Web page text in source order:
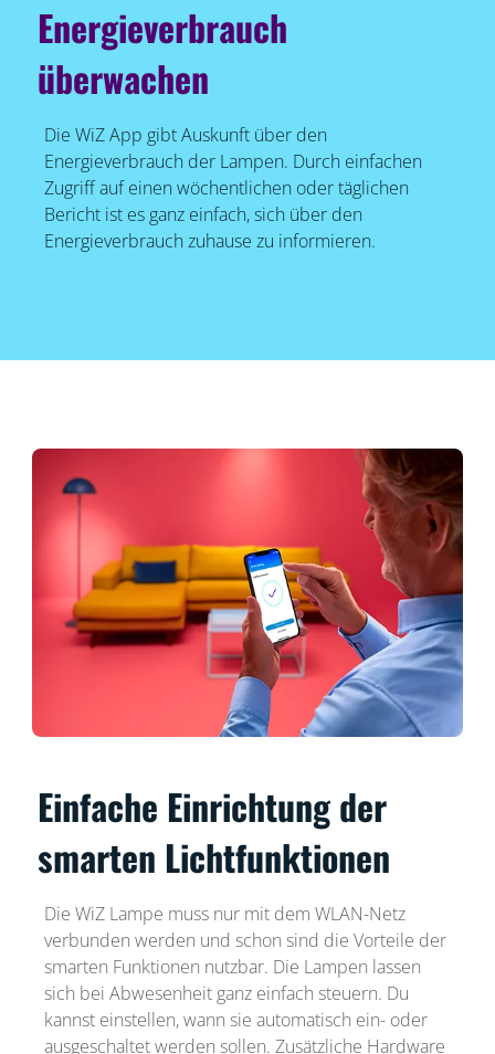
Energieverbrauch
überwachen
Die WiZ App gibt Auskunft über den
Energieverbrauch der Lampen. Durch einfachen
Zugriff auf einen wöchentlichen oder täglichen
Bericht ist es ganz einfach, sich über den
Energieverbrauch zuhause zu informieren.
Einfache Einrichtung der
smarten Lichtfunktionen
Die WiZ Lampe muss nur mit dem WLAN-Netz
verbunden werden und schon sind die Vorteile der
smarten Funktionen nutzbar. Die Lampen lassen
sich bei Abwesenheit ganz einfach steuern. Du
kannst einstellen, wann sie automatisch ein- oder
ausgeschaltet werden sollen. Zusätzliche Hardware